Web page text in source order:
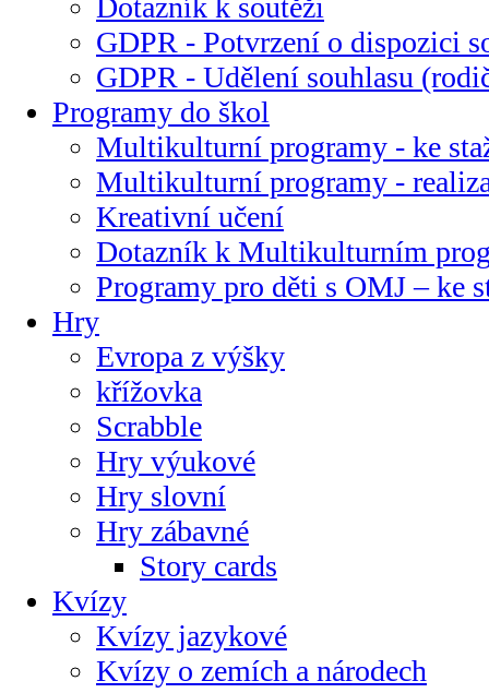
Dotazník k soutěži
GDPR - Potvrzení o dispozici
GDPR - Udělení souhlasu
Programy do škol
Multikulturní programy - ke
Multikulturní programy -
Kreativní učení
Dotazník k Multikulturním
Programy pro děti s OMJ – ke
Hry
Evropa z výšky
křížovka
Scrabble
Hry výukové
Hry slovní
Hry zábavné
Story cards
Kvízy
Kvízy jazykové
Kvízy o zemích a národech